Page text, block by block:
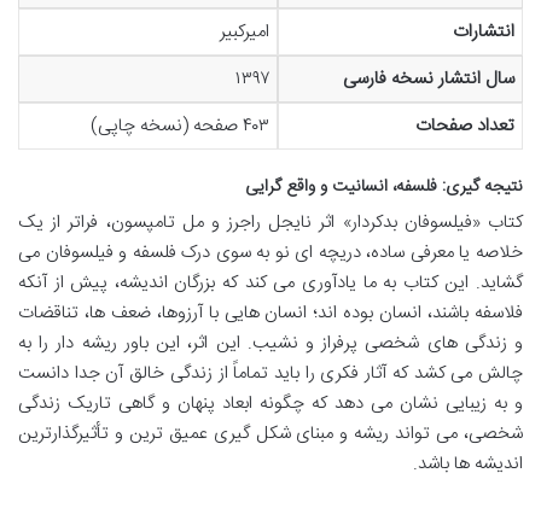
انتشارات
امیرکبیر
سال انتشار نسخه فارسی
۱۳۹۷
تعداد صفحات
۴۰۳ صفحه (نسخه چاپی)
نتیجه گیری: فلسفه، انسانیت و واقع گرایی
کتاب «فیلسوفان بدکردار» اثر نایجل راجرز و مل تامپسون، فراتر از یک
خلاصه یا معرفی ساده، دریچه ای نو به سوی درک فلسفه و فیلسوفان می
گشاید. این کتاب به ما یادآوری می کند که بزرگان اندیشه، پیش از آنکه
فلاسفه باشند، انسان بوده اند؛ انسان هایی با آرزوها، ضعف ها، تناقضات
و زندگی های شخصی پرفراز و نشیب. این اثر، این باور ریشه دار را به
چالش می کشد که آثار فکری را باید تماماً از زندگی خالق آن جدا دانست
و به زیبایی نشان می دهد که چگونه ابعاد پنهان و گاهی تاریک زندگی
شخصی، می تواند ریشه و مبنای شکل گیری عمیق ترین و تأثیرگذارترین
اندیشه ها باشد.